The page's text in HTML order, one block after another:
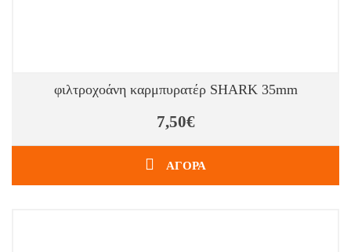
φιλτροχοάνη καρμπυρατέρ SHARK 35mm
7,50€
ΑΓΟΡΑ